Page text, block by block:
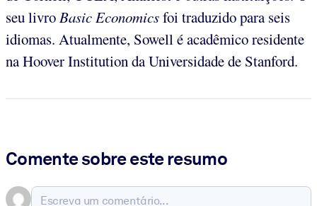
seu livroBasic Economicsfoi traduzido para seis
idiomas. Atualmente, Sowell é acadêmico residente
na Hoover Institution da Universidade de Stanford.
Comente sobre este resumo